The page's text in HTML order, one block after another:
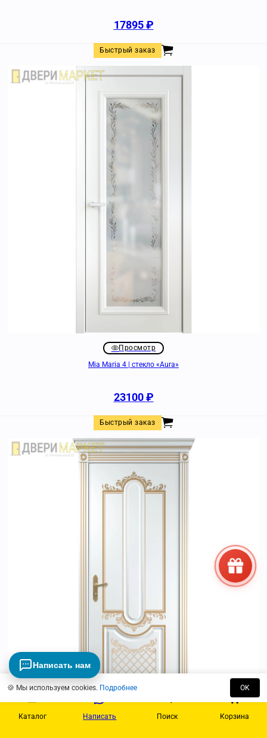
17895₽
Быстрый заказ
Просмотр
Mia Maria 4 | стекло «Aura»
23100₽
Быстрый заказ
Каталог Написать Поиск Корзина
🍪 Мы используем cookies. Подробнее OK
Написать нам